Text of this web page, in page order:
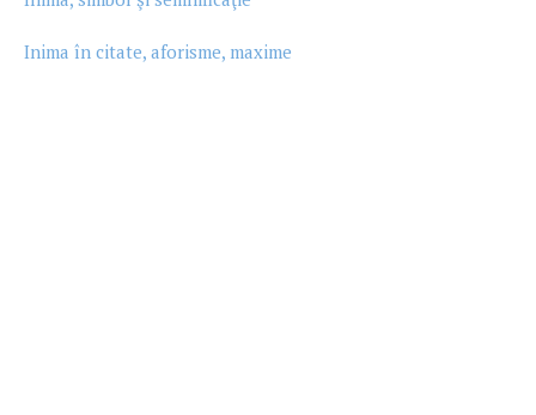
Inima în citate, aforisme, maxime